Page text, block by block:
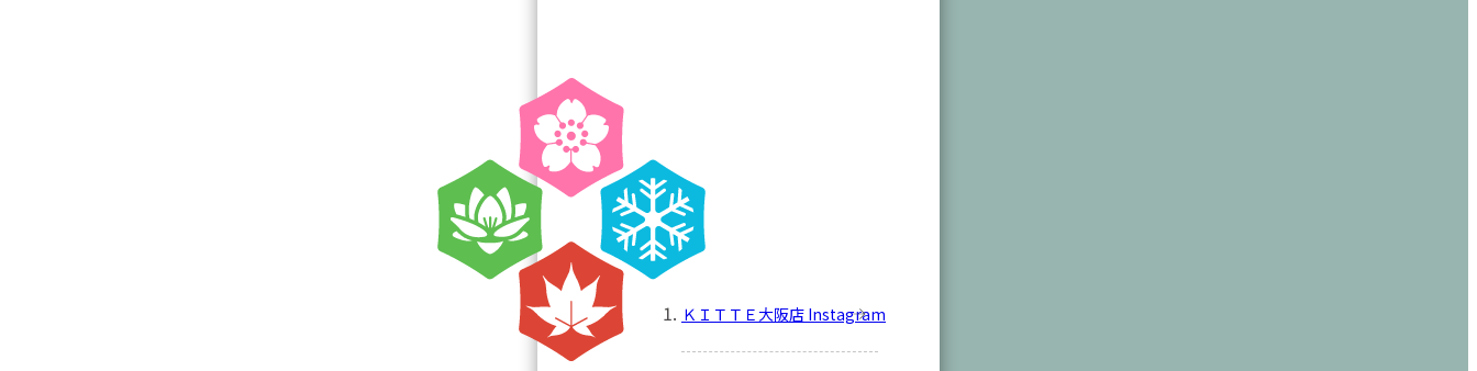
ＫＩＴＴＥ大阪店 Instagram